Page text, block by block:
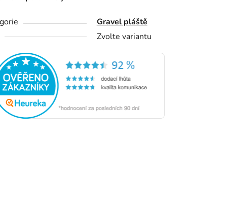
Gravel pláště
Zvolte variantu